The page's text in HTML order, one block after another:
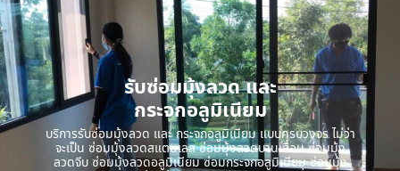
รับซ่อมมุ้งลวด และ
กระจกอลูมิเนียม
บริการรับซ่อมมุ้งลวด และ กระจกอลูมิเนียม แบบครบวงจร ไม่ว่า
จะเป็น ซ่อมมุ้งลวดสแตนเลส ซ่อมมุ้งลวดบานเลื่อน ซ่อมมุ้ง
ลวดจีบ ซ่อมมุ้งลวดอลูมิเนียม ซ่อมกระจกอลูมิเนียม ซ่อมมุ้ง